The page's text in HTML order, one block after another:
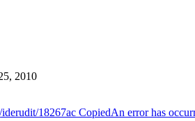
2010
18267ac CopiedAn error has